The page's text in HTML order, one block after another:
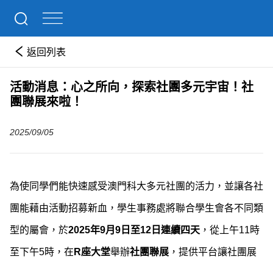
返回列表
活動消息：心之所向，探索社團多元宇宙！社
團聯展來啦！
2025/09/05
為使同學們能快速感受澳門科大多元社團的活力，並讓各社
團能藉由活動招募新血，學生事務處將聯合學生會各不同類
型的屬會，於2025年9月9日至12日連續四天 ，從上午11時
至下午5時，在 R座大堂舉辦社團聯展 ，提供平台讓社團展